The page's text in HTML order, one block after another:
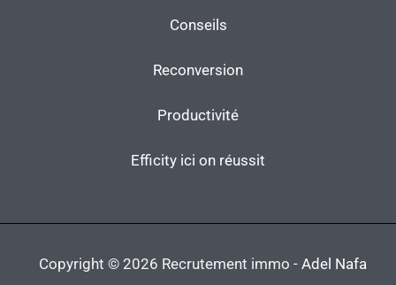
Conseils
Reconversion
Productivité
Efficity ici on réussit
Copyright © 2026 Recrutement immo - Adel Nafa